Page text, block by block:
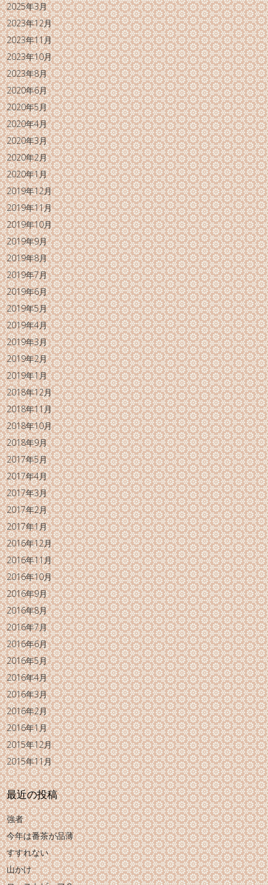
2025年3月
2023年12月
2023年11月
2023年10月
2023年8月
2020年6月
2020年5月
2020年4月
2020年3月
2020年2月
2020年1月
2019年12月
2019年11月
2019年10月
2019年9月
2019年8月
2019年7月
2019年6月
2019年5月
2019年4月
2019年3月
2019年2月
2019年1月
2018年12月
2018年11月
2018年10月
2018年9月
2017年5月
2017年4月
2017年3月
2017年2月
2017年1月
2016年12月
2016年11月
2016年10月
2016年9月
2016年8月
2016年7月
2016年6月
2016年5月
2016年4月
2016年3月
2016年2月
2016年1月
2015年12月
2015年11月
最近の投稿
強者
今年は番茶が品薄
すすれない
山かけ